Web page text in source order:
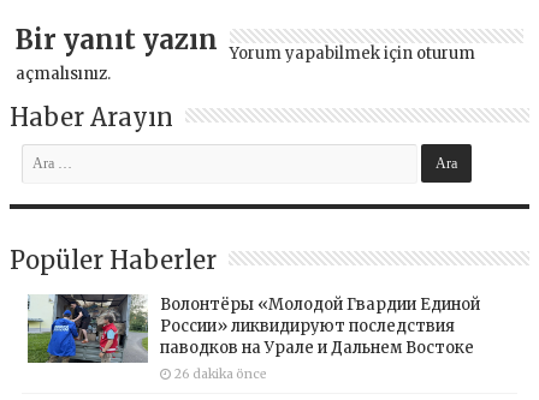
Bir yanıt yazın Yorum yapabilmek için oturum
açmalısınız.
Haber Arayın
Popüler Haberler
Волонтёры «Молодой Гвардии Единой
России» ликвидируют последствия
паводков на Урале и Дальнем Востоке
26 dakika önce